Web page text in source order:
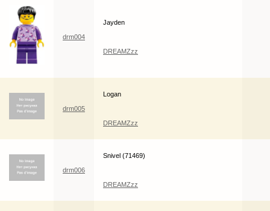
drm004
Jayden
DREAMZzz
drm005
Logan
DREAMZzz
drm006
Snivel (71469)
DREAMZzz